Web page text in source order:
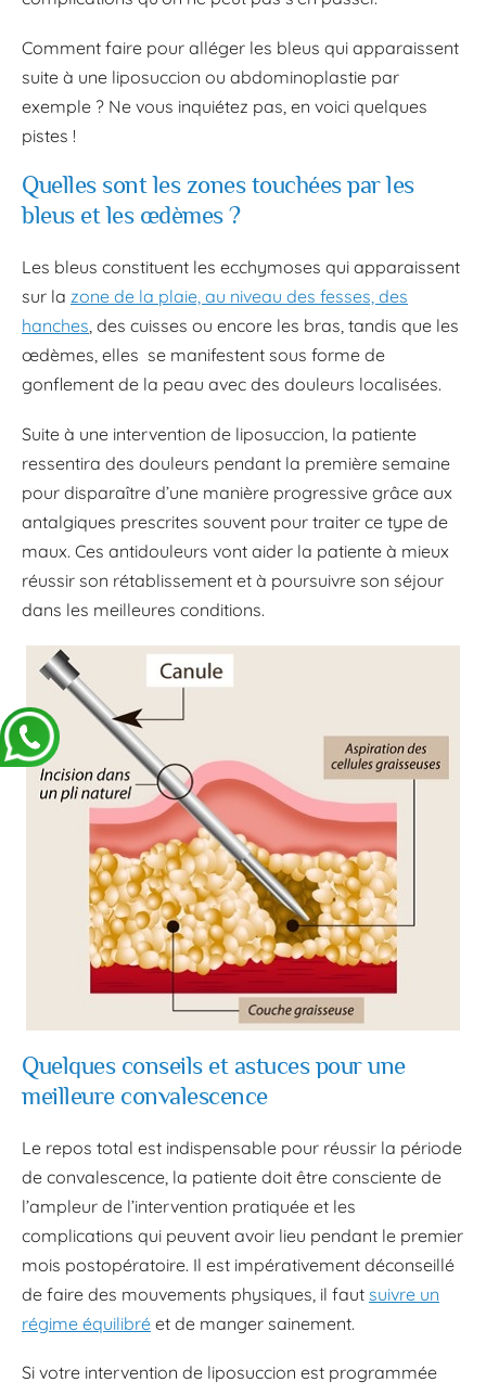
Comment faire pour alléger les bleus qui apparaissent
suite à une liposuccion ou abdominoplastie par
exemple ? Ne vous inquiétez pas, en voici quelques
pistes !
Quelles sont les zones touchées par les
bleus et les œdèmes ?
Les bleus constituent les ecchymoses qui apparaissent
sur la zone de la plaie, au niveau des fesses, des
hanches, des cuisses ou encore les bras, tandis que les
œdèmes, elles se manifestent sous forme de
gonflement de la peau avec des douleurs localisées.
Suite à une intervention de liposuccion, la patiente
ressentira des douleurs pendant la première semaine
pour disparaître d’une manière progressive grâce aux
antalgiques prescrites souvent pour traiter ce type de
maux. Ces antidouleurs vont aider la patiente à mieux
réussir son rétablissement et à poursuivre son séjour
dans les meilleures conditions.
Quelques conseils et astuces pour une
meilleure convalescence
Le repos total est indispensable pour réussir la période
de convalescence, la patiente doit être consciente de
l’ampleur de l’intervention pratiquée et les
complications qui peuvent avoir lieu pendant le premier
mois postopératoire. Il est impérativement déconseillé
de faire des mouvements physiques, il faut suivre un
régime équilibré et de manger sainement.
Si votre intervention de liposuccion est programmée